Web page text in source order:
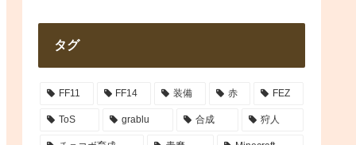
タグ
FF11 FF14 装備 赤 FEZ
ToS grablu 合成 狩人